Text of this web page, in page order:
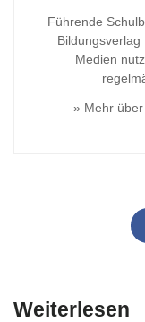
Führende
Bildungsverlag
Medien
» Mehr
Weiterlesen